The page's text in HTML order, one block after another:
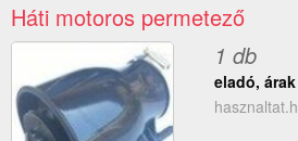
Háti motoros permetező
1 db
eladó, árak